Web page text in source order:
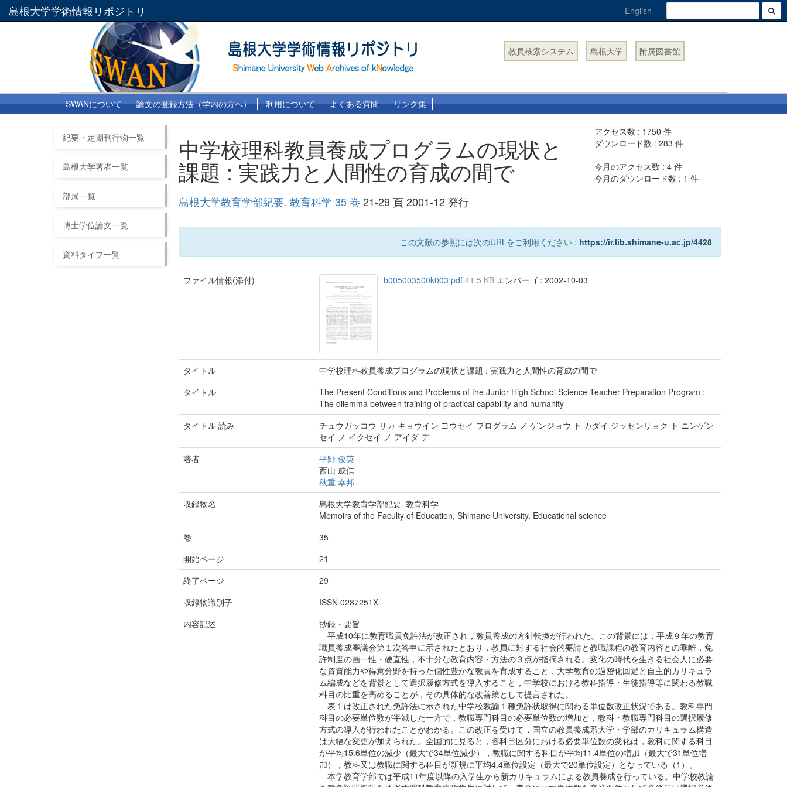
島根大学学術情報リポジトリ English
教員検索システム 島根大学 附属図書館
SWANについて 論文の登録方法（学内の方へ） 利用について よくある質問 リンク集
紀要・定期刊行物一覧
島根大学著者一覧
部局一覧
博士学位論文一覧
資料タイプ一覧
中学校理科教員養成プログラムの現状と
課題 : 実践力と人間性の育成の間で
島根大学教育学部紀要. 教育科学 35 巻 21-29 頁 2001-12 発行
アクセス数 : 1750 件
ダウンロード数 :283 件
今月のアクセス数 :4 件
今月のダウンロード数 : 1 件
この文献の参照には次のURLをご利用ください : https://ir.lib.shimane-u.ac.jp/4428
ファイル情報(添付) b005003500k003.pdf41.5 KB エンバーゴ : 2002-10-03
タイトル
中学校理科教員養成プログラムの現状と課題 : 実践力と人間性の育成の間で
タイトル
The Present Conditions and Problems of the Junior High School Science Teacher Preparation Program :
The dilemma between training of practical capability and humanity
タイトル 読み
チュウガッコウ リカ キョウイン ヨウセイ プログラム ノ ゲンジョウ ト カダイ ジッセンリョク ト ニンゲン
セイ ノ イクセイ ノ アイダ デ
著者
平野 俊英
西山 成信
秋重 幸邦
収録物名
島根大学教育学部紀要. 教育科学
Memoirs of the Faculty of Education, Shimane University. Educational science
巻
35
開始ページ
21
終了ページ
29
収録物識別子
ISSN 0287251X
内容記述
抄録・要旨
平成10年に教育職員免許法が改正され，教員養成の方針転換が行われた。この背景には，平成９年の教育
職員養成審議会第１次答申に示されたとおり，教員に対する社会的要請と教職課程の教育内容との乖離，免
許制度の画一性・硬直性，不十分な教育内容・方法の３点が指摘される。変化の時代を生きる社会人に必要
な資質能力や得意分野を持った個性豊かな教員を育成すること，大学教育の過密化回避と自主的カリキュラ
ム編成などを背景として選択履修方式を導入すること，中学校における教科指導・生徒指導等に関わる教職
科目の比重を高めることが，その具体的な改善策として提言された。
表１は改正された免許法に示された中学校教諭１種免許状取得に関わる単位数改正状況である。教科専門
科目の必要単位数が半減した一方で，教職専門科目の必要単位数の増加と，教科・教職専門科目の選択履修
方式の導入が行われたことがわかる。この改正を受けて，国立の教員養成系大学・学部のカリキュラム構造
は大幅な変更が加えられた。全国的に見ると，各科目区分における必要単位数の変化は，教科に関する科目
が平均15.6単位の減少（最大で34単位減少），教職に関する科目が平均11.4単位の増加（最大で31単位増
加），教科又は教職に関する科目が新規に平均4.4単位設定（最大で20単位設定）となっている（1）。
本学教育学部では平成11年度以降の入学生から新カリキュラムによる教員養成を行っている。中学校教諭